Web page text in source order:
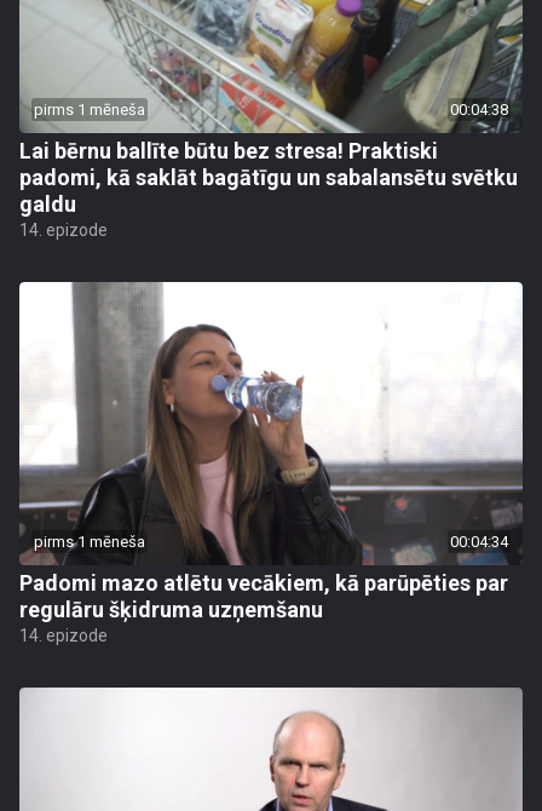
pirms 1 mēneša 00:04:38
Lai bērnu ballīte būtu bez stresa! Praktiski
padomi, kā saklāt bagātīgu un sabalansētu svētku
galdu
14. epizode
pirms 1 mēneša 00:04:34
Padomi mazo atlētu vecākiem, kā parūpēties par
regulāru šķidruma uzņemšanu
14. epizode